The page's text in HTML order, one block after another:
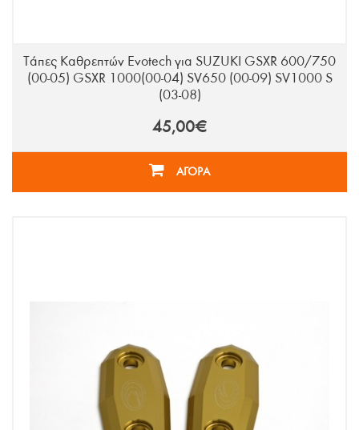
Τάπες Καθρεπτών Evotech για SUZUKI GSXR 600/750
(00-05) GSXR 1000(00-04) SV650 (00-09) SV1000 S
(03-08)
45,00€
ΑΓΟΡΑ